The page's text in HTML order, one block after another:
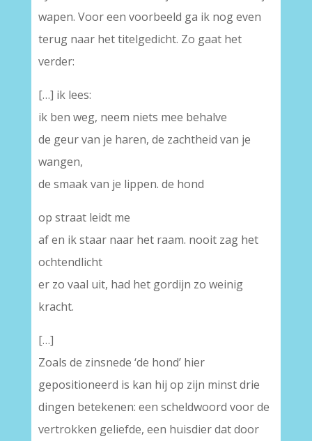
wapen. Voor een voorbeeld ga ik nog even
terug naar het titelgedicht. Zo gaat het
verder:
[…] ik lees:
ik ben weg, neem niets mee behalve
de geur van je haren, de zachtheid van je
wangen,
de smaak van je lippen. de hond
op straat leidt me
af en ik staar naar het raam. nooit zag het
ochtendlicht
er zo vaal uit, had het gordijn zo weinig
kracht.
[…]
Zoals de zinsnede ‘de hond’ hier
gepositioneerd is kan hij op zijn minst drie
dingen betekenen: een scheldwoord voor de
vertrokken geliefde, een huisdier dat door